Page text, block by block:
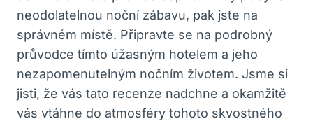
neodolatelnou noční zábavu, pak jste na
správném místě. Připravte se na podrobný
průvodce tímto úžasným hotelem a jeho
nezapomenutelným nočním životem. Jsme si
jisti, že vás tato recenze nadchne a okamžitě
vás vtáhne do atmosféry tohoto skvostného